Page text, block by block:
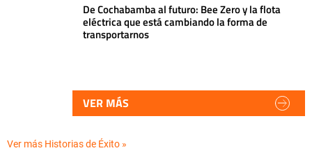
De Cochabamba al futuro: Bee Zero y la flota
eléctrica que está cambiando la forma de
transportarnos
VER MÁS
Ver más Historias de Éxito »